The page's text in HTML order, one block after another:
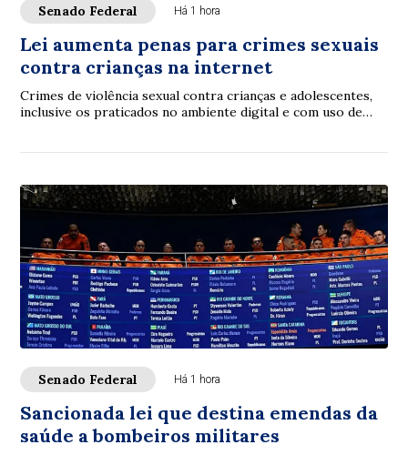
Senado Federal Há 1 hora
Lei aumenta penas para crimes sexuais
contra crianças na internet
Crimes de violência sexual contra crianças e adolescentes,
inclusive os praticados no ambiente digital e com uso de
Senado Federal Há 1 hora
Sancionada lei que destina emendas da
saúde a bombeiros militares